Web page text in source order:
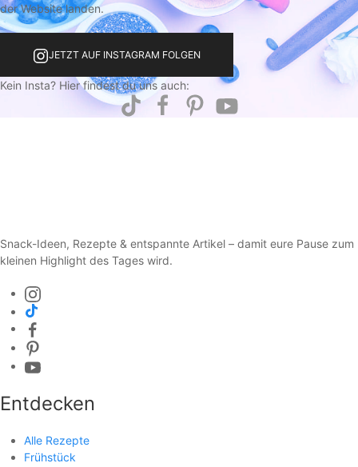
der Website landen.
JETZT AUF INSTAGRAM FOLGEN
Kein Insta? Hier findest du uns auch:
Snack-Ideen, Rezepte & entspannte Artikel – damit eure Pause zum
kleinen Highlight des Tages wird.
Entdecken
Alle Rezepte
Frühstück